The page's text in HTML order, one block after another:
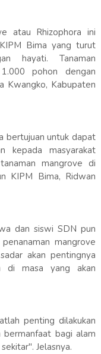
atau Rhizophora ini
Bima yang turut
hayati. Tanaman
pohon dengan
Kwangko, Kabupaten
bertujuan untuk dapat
kepada masyarakat
mangrove di
KIPM Bima, Ridwan
dan siswi SDN pun
mangrove
akan pentingnya
di masa yang akan
penting dilakukan
bermanfaat bagi alam
Jelasnya.